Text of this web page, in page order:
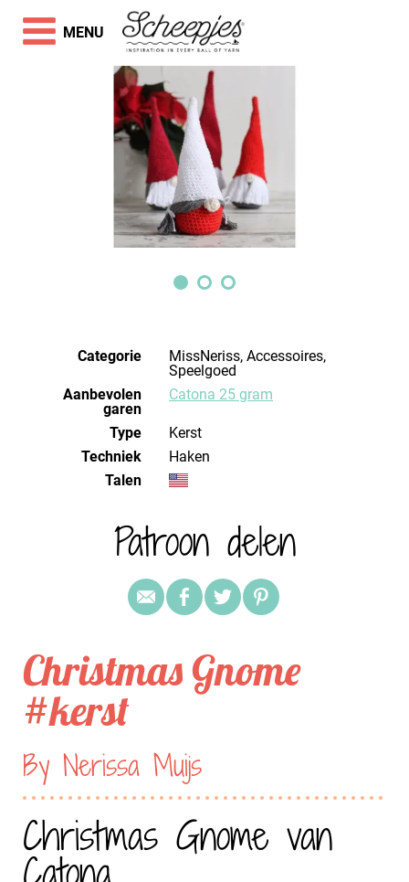
Categorie
MissNeriss, Accessoires,
Speelgoed
Aanbevolen
garen
Catona 25 gram
Type
Kerst
Techniek
haken
Talen
Patroon delen
Christmas Gnome
#kerst
By Nerissa Muijs
Christmas Gnome van
MENU